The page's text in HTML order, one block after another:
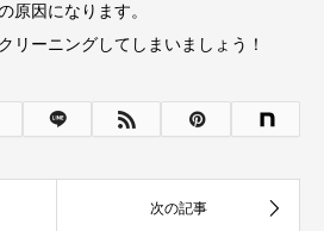
原因になります。
リーニングしてしまいましょう！